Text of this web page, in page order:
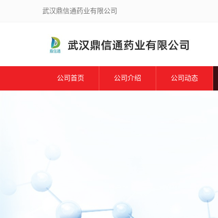
武汉鼎信通药业有限公司
公司首页 公司介绍 公司动态